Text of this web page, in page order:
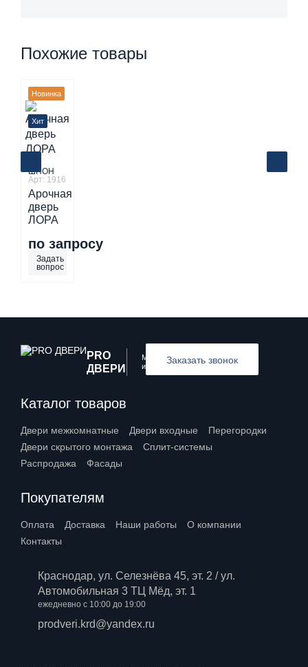
Похожие товары
Новинка
Хит
ШПОН
Арт: 1916
Арочная
дверь
ЛОРА
по запросу
Задать
вопрос
PRO
ДВЕРИ
Межкомнатные
и входные двери
Каталог товаров
Двери межкомнатные Двери входные
Перегородки
Двери скрытого монтажа
Сплит-системы
Распродажа
Фасады
Покупателям
Оплата Доставка Наши работы
О компании
Контакты
Краснодар, ул. Селезнёва 45, эт. 2 / ул.
Автомобильная 3 ТЦ Мёд, эт. 1
ежедневно с 10:00 до 19:00
prodveri.krd@yandex.ru
Заказать звонок